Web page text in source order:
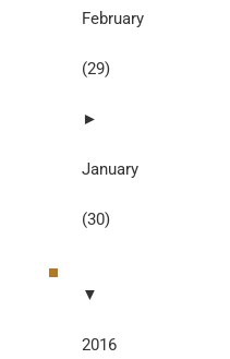
February
(29)
►
January
(30)
▼
2016